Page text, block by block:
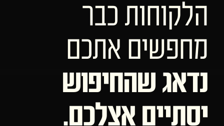
הלקוחות כבר
מחפשים אתכם
נדאג שהחיפוש
יסתיים אצלכם.